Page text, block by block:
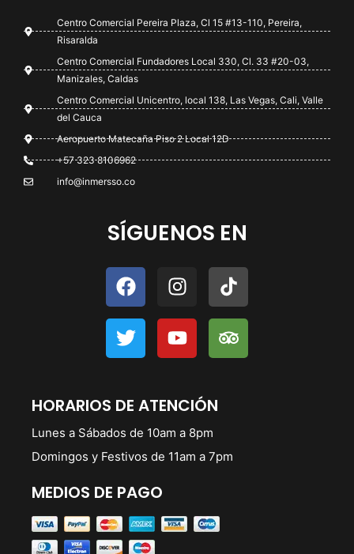
Centro Comercial Pereira Plaza, Cl 15 #13-110, Pereira,
Risaralda
Centro Comercial Fundadores Local 330, Cl. 33 #20-03,
Manizales, Caldas
Centro Comercial Unicentro, local 138, Las Vegas, Cali, Valle
del Cauca
Aeropuerto Matecaña Piso 2 Local 12D
+57 323 8106962
info@inmersso.co
SÍGUENOS EN
HORARIOS DE ATENCIÓN
Lunes a Sábados de 10am a 8pm
Domingos y Festivos de 11am a 7pm
MEDIOS DE PAGO